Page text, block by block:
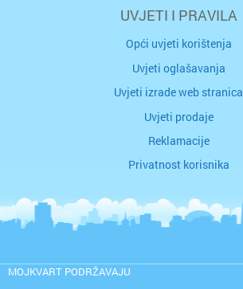
UVJETI I PRAVILA
Opći uvjeti korištenja
Uvjeti oglašavanja
Uvjeti izrade web stranica
Uvjeti prodaje
Reklamacije
Privatnost korisnika
MOJKVART PODRŽAVAJU